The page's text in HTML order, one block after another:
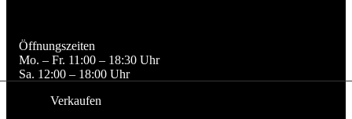
Öffnungszeiten
Mo. – Fr. 11:00 – 18:30 Uhr
Sa. 12:00 – 18:00 Uhr
Verkaufen